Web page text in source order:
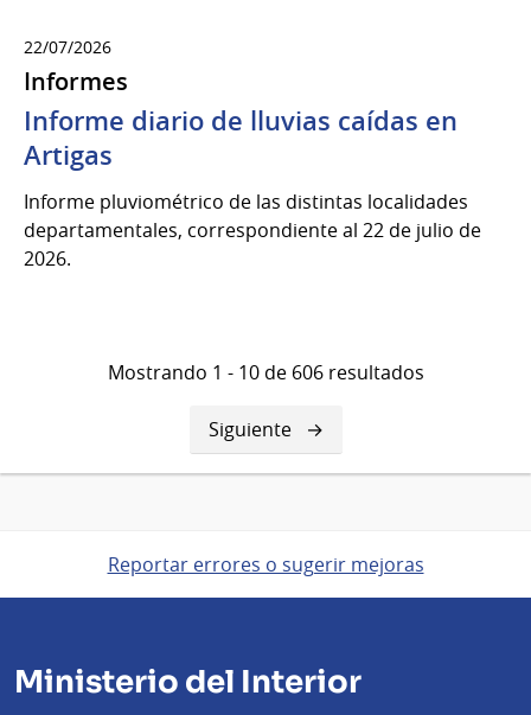
22/07/2026
Informes
Informe diario de lluvias caídas en
Artigas
Informe pluviométrico de las distintas localidades
departamentales, correspondiente al 22 de julio de
2026.
Mostrando 1 - 10 de 606 resultados
Siguiente
página
Siguiente
Reportar errores o sugerir mejoras
Ministerio del Interior